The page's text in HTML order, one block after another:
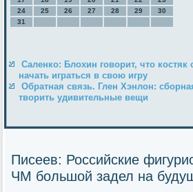
24
25 26 27 28 29
30
31
Саленко: Блохин говорит, что
начать играться в свою игру
Обратная связь. Глен Хэнлон:
творить удивительные вещи
Писеев: Российские
ЧМ большой задел на